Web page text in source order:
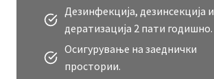
Дезинфекција, дезинсекција и
дератизација 2 пати годишно.
Осигурување на заеднички
простории.